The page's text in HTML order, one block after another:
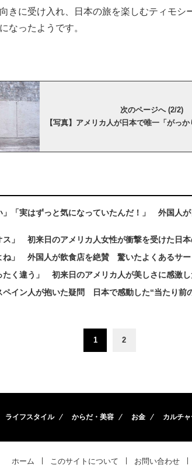
きに受け入れ、日本の旅を楽しむティモシ
なったようです。
次のページへ (2/2)
【写真】アメリカ人が日本で唯一「がっ
」「実はずっと気になっていたんだ！」 外国人
ス」 初来日のアメリカ人女性が衝撃を受けた日
ね」 外国人が飲食店を絶賛 驚いたよくあるサ
たく違う」 初来日のアメリカ人が美しさに感激
イン人が抱いた疑問 日本で感動した“当たり前
1 2
ライフスタイル からだ・美容 お金 カルチ
ホーム このサイトについて お問い合わせ